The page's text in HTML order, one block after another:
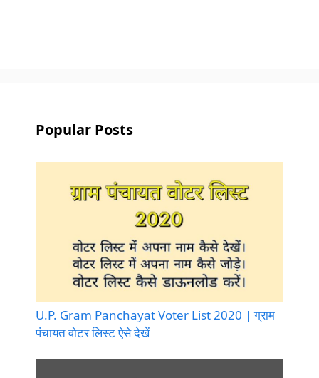
Popular Posts
U.P. Gram Panchayat Voter List 2020 | ग्राम
पंचायत वोटर लिस्ट ऐसे देखें